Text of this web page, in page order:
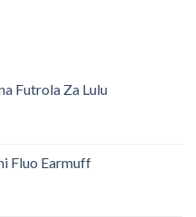
Futrola Za Lulu
Fluo Earmuff